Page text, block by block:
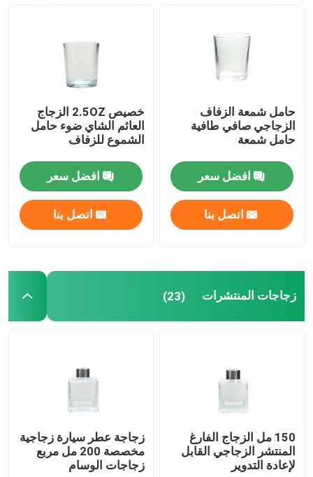
حامل شمعة الزفاف
الزجاجي صافي طافية
حامل شمعة
افضل سعر
اتصل بنا
خصيص 2.5OZ الزجاج
العائم الشاي ضوء حامل
الشموع للزفاف
افضل سعر
اتصل بنا
زجاجات المنتشرات (23)
150 مل الزجاج الفارغ
المنتشر الزجاجي القابل
لإعادة التدوير
زجاجة عطر سيارة زجاجية
مخصصة 200 مل مربع
زجاجات الوسام